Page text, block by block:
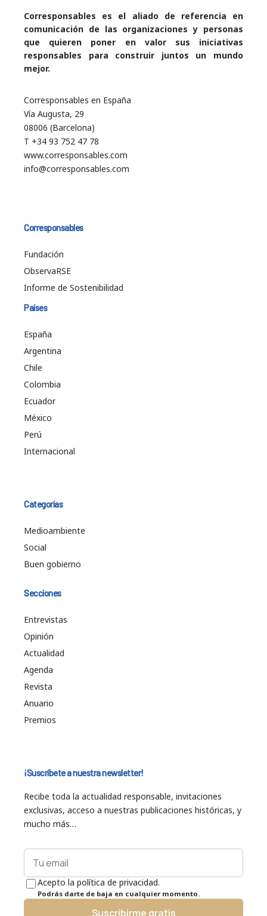
Corresponsables es el aliado de referencia en
comunicación de las organizaciones y personas
que quieren poner en valor sus iniciativas
responsables para construir juntos un mundo
mejor.
Corresponsables en España
Vía Augusta, 29
08006 (Barcelona)
T +34 93 752 47 78
www.corresponsables.com
info@corresponsables.com
Corresponsables
Fundación
ObservaRSE
Informe de Sostenibilidad
Países
España
Argentina
Chile
Colombia
Ecuador
México
Perú
Internacional
Categorías
Medioambiente
Social
Buen gobierno
Secciones
Entrevistas
Opinión
Actualidad
Agenda
Revista
Anuario
Premios
¡Suscríbete a nuestra newsletter!
Recibe toda la actualidad responsable, invitaciones
exclusivas, acceso a nuestras publicaciones históricas, y
mucho más…
Acepto la política de privacidad.
Podrás darte de baja en cualquier momento.
Suscribirme gratis